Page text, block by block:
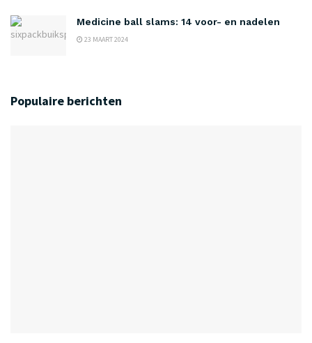
Medicine ball slams: 14 voor- en nadelen
23 MAART 2024
Populaire berichten